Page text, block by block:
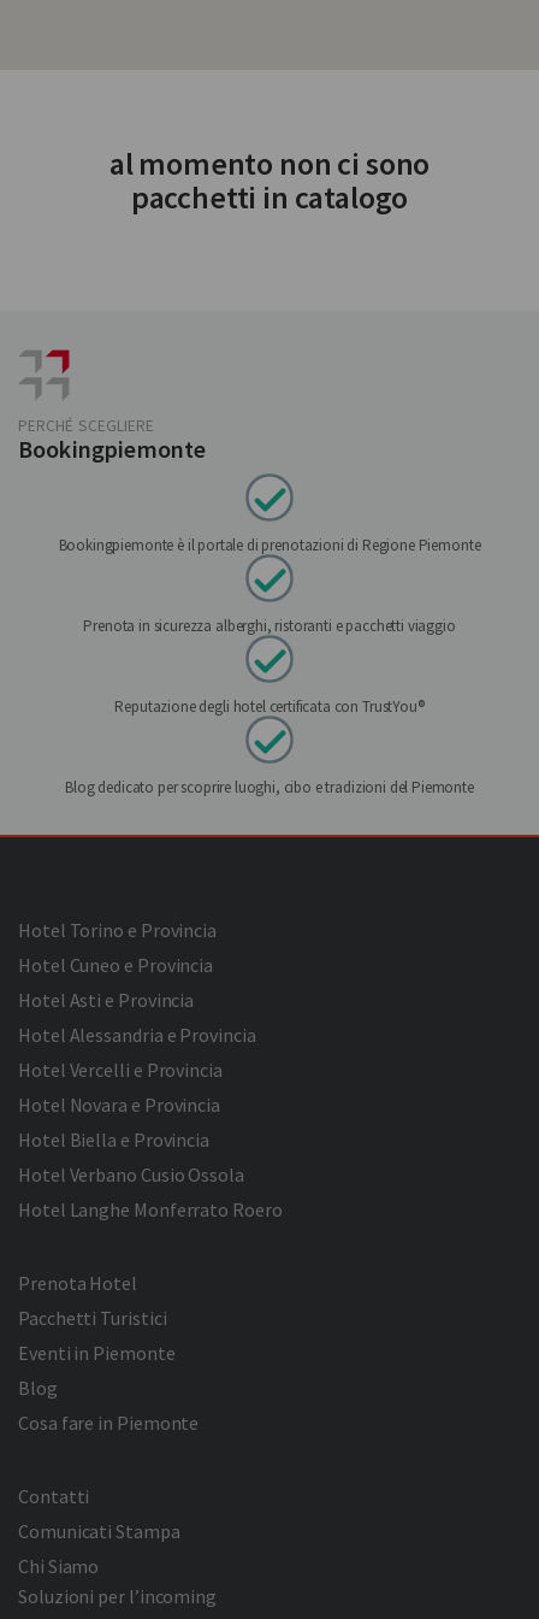
al momento non ci sono
pacchetti in catalogo
PERCHÉ SCEGLIERE
Bookingpiemonte
Bookingpiemonte è il portale di prenotazioni di Regione Piemonte
Prenota in sicurezza alberghi, ristoranti e pacchetti viaggio
Reputazione degli hotel certificata con TrustYou®
Blog dedicato per scoprire luoghi, cibo e tradizioni del Piemonte
Hotel Torino e Provincia
Hotel Cuneo e Provincia
Hotel Asti e Provincia
Hotel Alessandria e Provincia
Hotel Vercelli e Provincia
Hotel Novara e Provincia
Hotel Biella e Provincia
Hotel Verbano Cusio Ossola
Hotel Langhe Monferrato Roero
Prenota Hotel
Pacchetti Turistici
Eventi in Piemonte
Blog
Cosa fare in Piemonte
Contatti
Comunicati Stampa
Chi Siamo
Soluzioni per l’incoming